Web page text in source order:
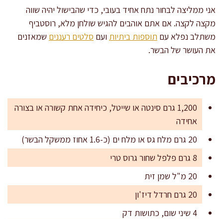
אני ממליצה לבחור נתח אחיד בעובי, כדי שהבישול יהיה שווה
מקצה לקצה. אם אתם אוהבים להגיש שולחן מלא, רוסטביף
משתלב נפלא עם תוספות ביתיות ועם סלטים רעננים שמאזנים
את העושר של הבשר.
מרכיבים
1,200 גרם סינטה או שייטל, כיחידה אחת קשורה או בצורה
אחידה
20 גרם מלח גס או מלח ים (כ-1.6 אחוז ממשקל הבשר)
8 גרם פלפל שחור גרוס טרי
20 מ"ל שמן זית
20 גרם חרדל דיז'ון
4 שיני שום, כתושות דק